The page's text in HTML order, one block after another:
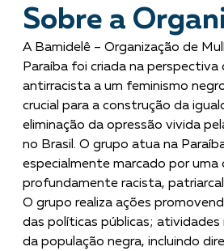
Sobre a
A Bamidelê – Organização de
Paraíba foi criada na perspectiva
antirracista a um feminismo
crucial para a construção da
eliminação da opressão vivida
no Brasil. O grupo atua na
especialmente marcado por uma
profundamente racista,
O grupo realiza ações
das políticas públicas; atividades
da população negra, incluindo